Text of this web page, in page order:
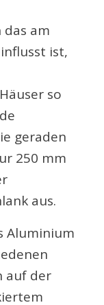
das am
ist,
so
geraden
250 mm
aus.
Aluminium
auf der